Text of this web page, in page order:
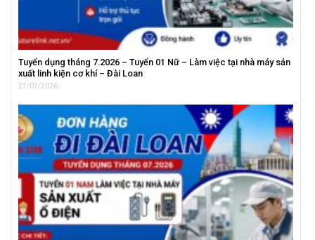
Tuyển dụng tháng 7.2026 – Tuyển 01 Nữ – Làm việc tại nhà máy sản
xuất linh kiện cơ khí – Đài Loan
27/07/2026